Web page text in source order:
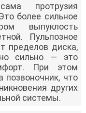
протрузия
более сильное
выпуклость
Пульпозное
пределов диска,
сильно — это
При этом
позвоночник, что
других
системы.